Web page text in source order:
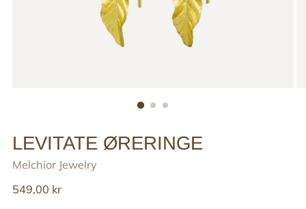
LEVITATE ØRERINGE
Melchior Jewelry
Reguler
549,00 kr